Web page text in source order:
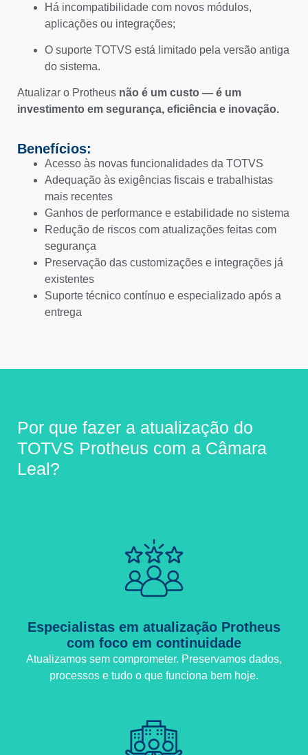
Há incompatibilidade com novos módulos,
aplicações ou integrações;
O suporte TOTVS está limitado pela versão antiga
do sistema.
Atualizar o Protheus não é um custo — é um
investimento em segurança, eficiência e inovação.
Benefícios:
Acesso às novas funcionalidades da TOTVS
Adequação às exigências fiscais e trabalhistas
mais recentes
Ganhos de performance e estabilidade no sistema
Redução de riscos com atualizações feitas com
segurança
Preservação das customizações e integrações já
existentes
Suporte técnico contínuo e especializado após a
entrega
Por que fazer a atualização do
TOTVS Protheus com a Câmara
Leal?
Especialistas em atualização Protheus
com foco em continuidade
Atualizamos sem comprometer. Preservamos dados,
processos e tudo o que funciona bem hoje.